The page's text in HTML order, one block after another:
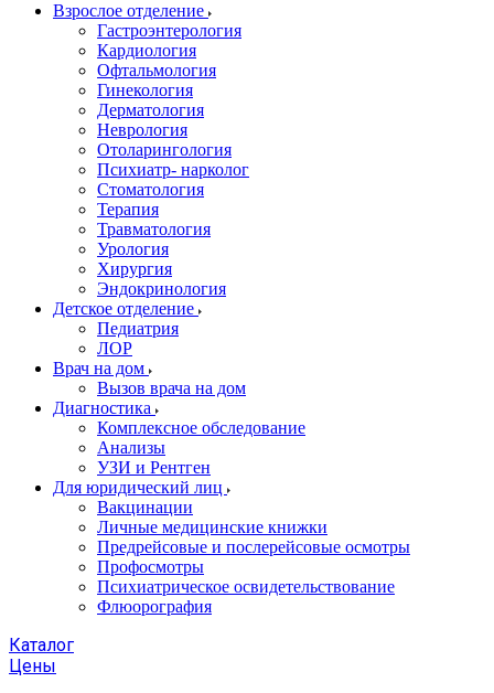
Взрослое отделение
Гастроэнтерология
Кардиология
Офтальмология
Гинекология
Дерматология
Неврология
Отоларингология
Психиатр- нарколог
Стоматология
Терапия
Травматология
Урология
Хирургия
Эндокринология
Детское отделение
Педиатрия
ЛОР
Врач на дом
Вызов врача на дом
Диагностика
Комплексное обследование
Анализы
УЗИ и Рентген
Для юридический лиц
Вакцинации
Личные медицинские книжки
Предрейсовые и послерейсовые осмотры
Профосмотры
Психиатрическое освидетельствование
Флюорография
Каталог
Цены